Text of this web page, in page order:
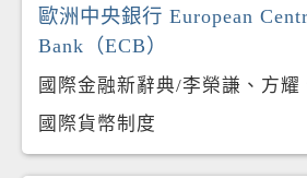
歐洲中央銀行 European
Bank（ECB）
國際金融新辭典/李榮謙、方耀
國際貨幣制度